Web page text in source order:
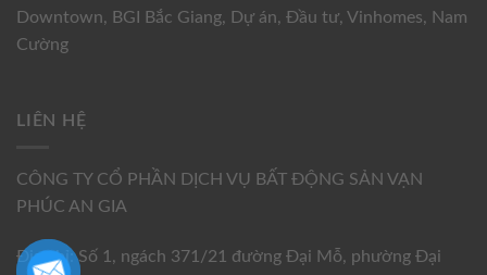
Downtown, BGI Bắc Giang, Dự án, Đầu tư, Vinhomes, Nam
Cường
LIÊN HỆ
CÔNG TY CỔ PHẦN DỊCH VỤ BẤT ĐỘNG SẢN VẠN
PHÚC AN GIA
Địa chỉ: Số 1, ngách 371/21 đường Đại Mỗ, phường Đại